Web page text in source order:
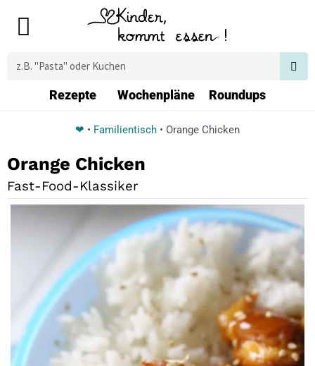
Main
Suche
Rezepte Wochenpläne Roundups
❤ • Familientisch • Orange Chicken
Orange Chicken
Fast-Food-Klassiker